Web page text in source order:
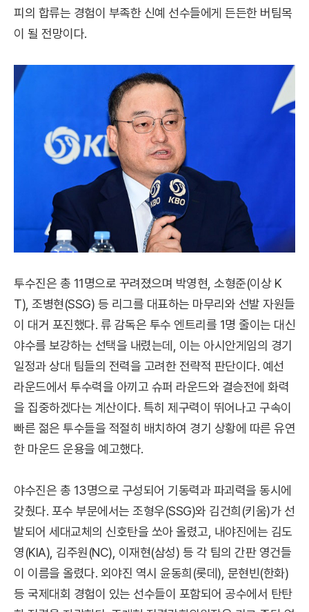
피의 합류는 경험이 부족한 신예 선수들에게 든든한 버팀목
이 될 전망이다.
투수진은 총 11명으로 꾸려졌으며 박영현, 소형준(이상 K
T), 조병현(SSG) 등 리그를 대표하는 마무리와 선발 자원들
이 대거 포진했다. 류 감독은 투수 엔트리를 1명 줄이는 대신
야수를 보강하는 선택을 내렸는데, 이는 아시안게임의 경기
일정과 상대 팀들의 전력을 고려한 전략적 판단이다. 예선
라운드에서 투수력을 아끼고 슈퍼 라운드와 결승전에 화력
을 집중하겠다는 계산이다. 특히 제구력이 뛰어나고 구속이
빠른 젊은 투수들을 적절히 배치하여 경기 상황에 따른 유연
한 마운드 운용을 예고했다.
야수진은 총 13명으로 구성되어 기동력과 파괴력을 동시에
갖췄다. 포수 부문에서는 조형우(SSG)와 김건희(키움)가 선
발되어 세대교체의 신호탄을 쏘아 올렸고, 내야진에는 김도
영(KIA), 김주원(NC), 이재현(삼성) 등 각 팀의 간판 영건들
이 이름을 올렸다. 외야진 역시 윤동희(롯데), 문현빈(한화)
등 국제대회 경험이 있는 선수들이 포함되어 공수에서 탄탄